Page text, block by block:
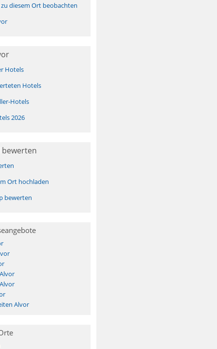
diesem Ort beobachten
Hotels
Hotels
Hotels
2026
Ort hochladen
bewerten
Alvor